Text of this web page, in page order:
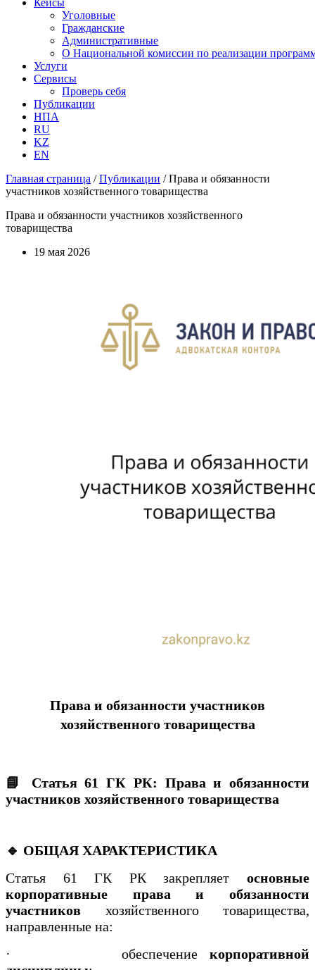
Кейсы
Уголовные
Гражданские
Административные
О Национальной комиссии по реализации
Услуги
Сервисы
Проверь себя
Публикации
НПА
RU
KZ
EN
Главная страница /Публикации /Права и обязанности
участников хозяйственного товарищества
Права и обязанности участников хозяйственного
товарищества
19 мая 2026
Права и обязанности участников
хозяйственного товарищества
📘 Статья 61 ГК РК: Права и обязанности
участников хозяйственного товарищества
🔹 ОБЩАЯ ХАРАКТЕРИСТИКА
Статья 61 ГК РК закрепляет основные
корпоративные права и обязанности
участников хозяйственного товарищества,
направленные на:
· обеспечение корпоративной